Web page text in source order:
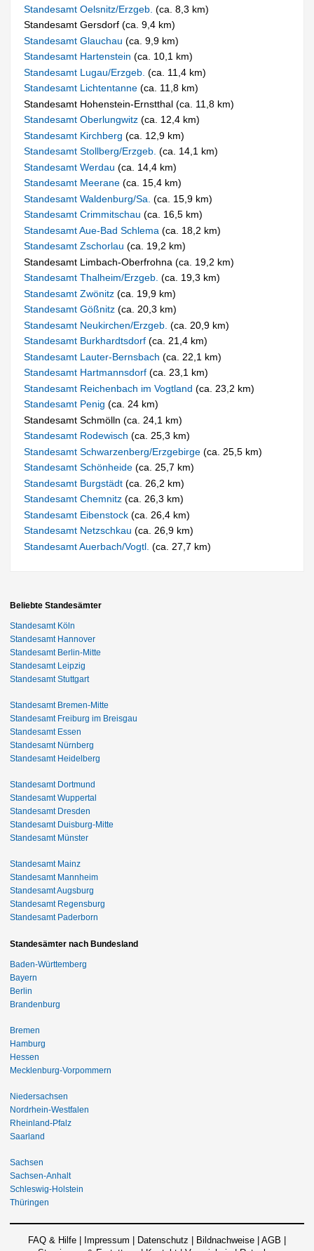
Standesamt Oelsnitz/Erzgeb.(ca. 8,3 km)
Standesamt Gersdorf (ca. 9,4 km)
Standesamt Glauchau(ca. 9,9 km)
Standesamt Hartenstein(ca. 10,1 km)
Standesamt Lugau/Erzgeb.(ca. 11,4 km)
Standesamt Lichtentanne(ca. 11,8 km)
Standesamt Hohenstein-Ernstthal (ca. 11,8 km)
Standesamt Oberlungwitz(ca. 12,4 km)
Standesamt Kirchberg(ca. 12,9 km)
Standesamt Stollberg/Erzgeb.(ca. 14,1 km)
Standesamt Werdau(ca. 14,4 km)
Standesamt Meerane(ca. 15,4 km)
Standesamt Waldenburg/Sa.(ca. 15,9 km)
Standesamt Crimmitschau(ca. 16,5 km)
Standesamt Aue-Bad Schlema(ca. 18,2 km)
Standesamt Zschorlau(ca. 19,2 km)
Standesamt Limbach-Oberfrohna (ca. 19,2 km)
Standesamt Thalheim/Erzgeb.(ca. 19,3 km)
Standesamt Zwönitz(ca. 19,9 km)
Standesamt Gößnitz(ca. 20,3 km)
Standesamt Neukirchen/Erzgeb.(ca. 20,9 km)
Standesamt Burkhardtsdorf(ca. 21,4 km)
Standesamt Lauter-Bernsbach(ca. 22,1 km)
Standesamt Hartmannsdorf(ca. 23,1 km)
Standesamt Reichenbach im Vogtland(ca. 23,2 km)
Standesamt Penig(ca. 24 km)
Standesamt Schmölln (ca. 24,1 km)
Standesamt Rodewisch(ca. 25,3 km)
Standesamt Schwarzenberg/Erzgebirge(ca. 25,5 km)
Standesamt Schönheide(ca. 25,7 km)
Standesamt Burgstädt(ca. 26,2 km)
Standesamt Chemnitz(ca. 26,3 km)
Standesamt Eibenstock(ca. 26,4 km)
Standesamt Netzschkau(ca. 26,9 km)
Standesamt Auerbach/Vogtl.(ca. 27,7 km)
Beliebte Standesämter
Standesamt Köln
Standesamt Hannover
Standesamt Berlin-Mitte
Standesamt Leipzig
Standesamt Stuttgart
Standesamt Bremen-Mitte
Standesamt Freiburg im Breisgau
Standesamt Essen
Standesamt Nürnberg
Standesamt Heidelberg
Standesamt Dortmund
Standesamt Wuppertal
Standesamt Dresden
Standesamt Duisburg-Mitte
Standesamt Münster
Standesamt Mainz
Standesamt Mannheim
Standesamt Augsburg
Standesamt Regensburg
Standesamt Paderborn
Standesämter nach Bundesland
Baden-Württemberg
Bayern
Berlin
Brandenburg
Bremen
Hamburg
Hessen
Mecklenburg-Vorpommern
Niedersachsen
Nordrhein-Westfalen
Rheinland-Pfalz
Saarland
Sachsen
Sachsen-Anhalt
Schleswig-Holstein
Thüringen
FAQ & Hilfe | Impressum | Datenschutz | Bildnachweise | AGB |